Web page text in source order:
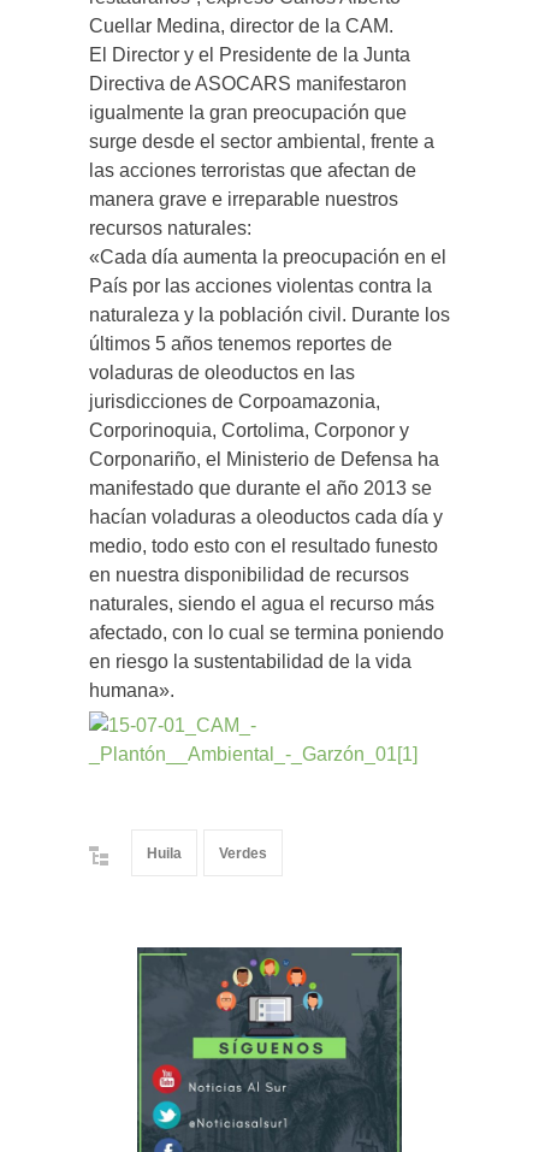
Cuellar Medina, director de la CAM.
El Director y el Presidente de la Junta
Directiva de ASOCARS manifestaron
igualmente la gran preocupación que
surge desde el sector ambiental, frente a
las acciones terroristas que afectan de
manera grave e irreparable nuestros
recursos naturales:
«Cada día aumenta la preocupación en el
País por las acciones violentas contra la
naturaleza y la población civil. Durante los
últimos 5 años tenemos reportes de
voladuras de oleoductos en las
jurisdicciones de Corpoamazonia,
Corporinoquia, Cortolima, Corponor y
Corponariño, el Ministerio de Defensa ha
manifestado que durante el año 2013 se
hacían voladuras a oleoductos cada día y
medio, todo esto con el resultado funesto
en nuestra disponibilidad de recursos
naturales, siendo el agua el recurso más
afectado, con lo cual se termina poniendo
en riesgo la sustentabilidad de la vida
humana».
Huila Verdes